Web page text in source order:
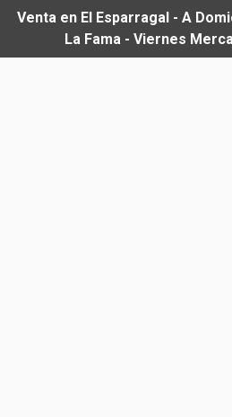
Venta en El Esparragal - A
La Fama - Viernes